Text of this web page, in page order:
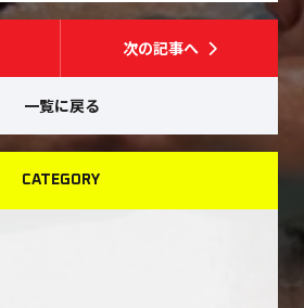
一覧に戻る
次の記事へ
CATEGORY